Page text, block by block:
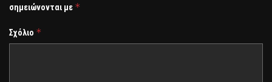
σημειώνονται με *
Σχόλιο *